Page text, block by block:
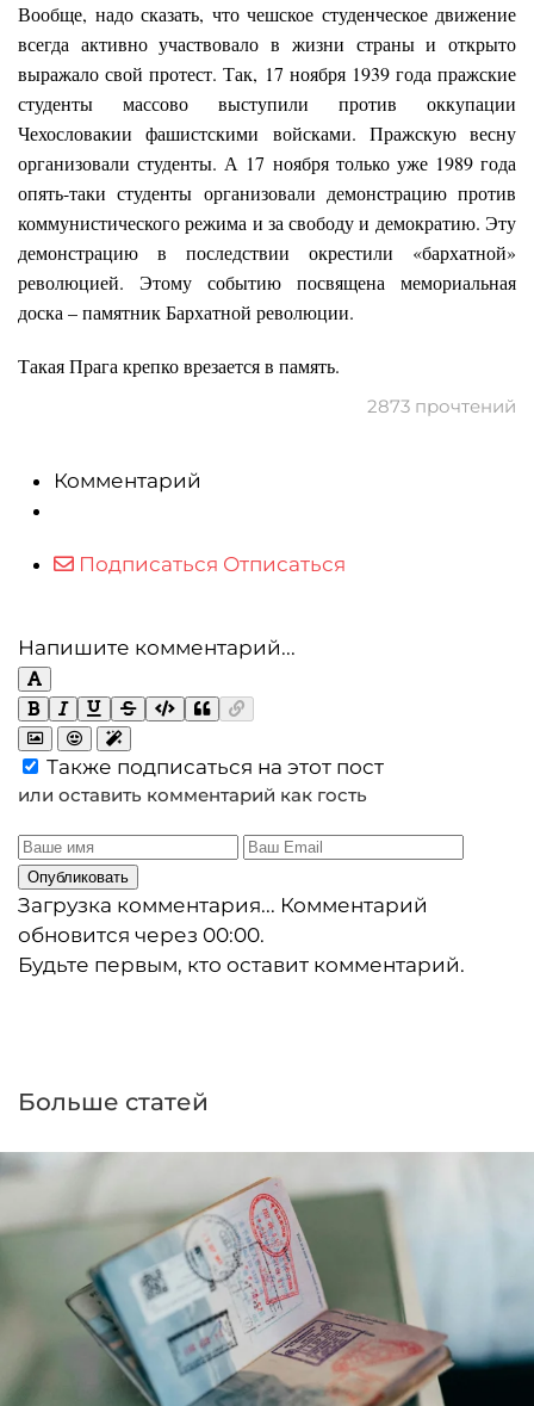
Вообще, надо сказать, что чешское студенческое движение
всегда активно участвовало в жизни страны и открыто
выражало свой протест. Так, 17 ноября 1939 года пражские
студенты массово выступили против оккупации
Чехословакии фашистскими войсками. Пражскую весну
организовали студенты. А 17 ноября только уже 1989 года
опять-таки студенты организовали демонстрацию против
коммунистического режима и за свободу и демократию. Эту
демонстрацию в последствии окрестили «бархатной»
революцией. Этому событию посвящена мемориальная
доска – памятник Бархатной революции.
Такая Прага крепко врезается в память.
2873 прочтений
Комментарий
Подписаться Отписаться
Напишите комментарий...
Также подписаться на этот пост
или оставить комментарий как гость
Опубликовать
Загрузка комментария... Комментарий
обновится через 00:00.
Будьте первым, кто оставит комментарий.
Больше статей